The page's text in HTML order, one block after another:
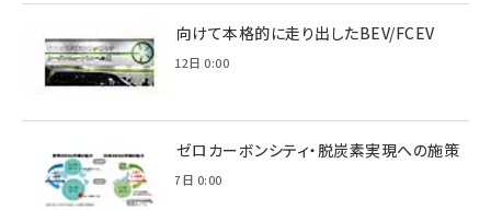
脱炭素に向けて本格的に走り出したBEV/FCEV
2022年6月12日 0:00
環境省のゼロカーボンシティ・脱炭素実現への施策
2021年3月7日 0:00